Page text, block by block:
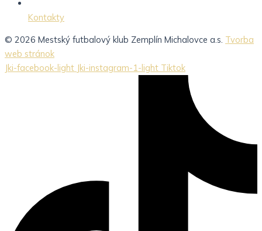
Kontakty
© 2026 Mestský futbalový klub Zemplín Michalovce a.s. Tvorba
web stránok
Jki-facebook-light Jki-instagram-1-light Tiktok